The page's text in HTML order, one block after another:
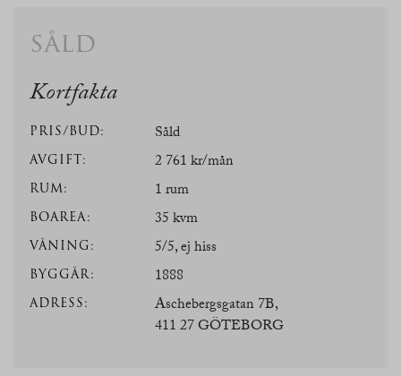
såld
Kortfakta
PRIS/BUD: Såld
AVGIFT: 2 761 kr/mån
RUM: 1 rum
BOAREA: 35 kvm
VÅNING: 5/5, ej hiss
BYGGÅR: 1888
ADRESS:
Aschebergsgatan 7B,
411 27 GÖTEBORG